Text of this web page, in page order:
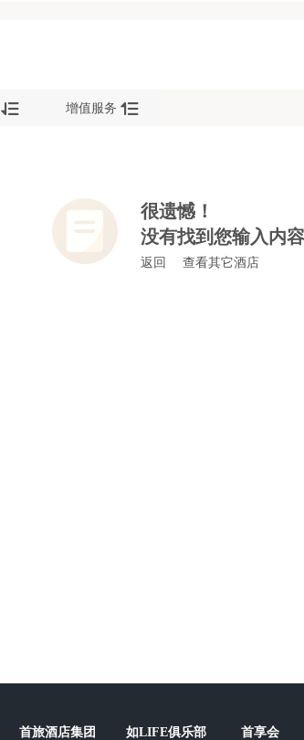
 增值服务 
很遗憾！
没有找到您输入内
返回 查看其它酒店
首旅酒店集团 如LIFE俱乐部 首享会